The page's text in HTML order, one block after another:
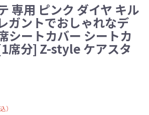
専用 ピンク ダイヤ キル
ガントでおしゃれなデ
シートカバー シートカ
席分] Z-style ケアスタ
）